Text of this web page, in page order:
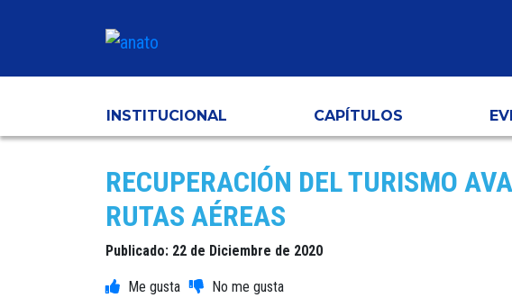
INSTITUCIONAL CAPÍTULOS
RECUPERACIÓN DEL TURISMO
RUTAS AÉREAS
Publicado: 22 de Diciembre de 2020